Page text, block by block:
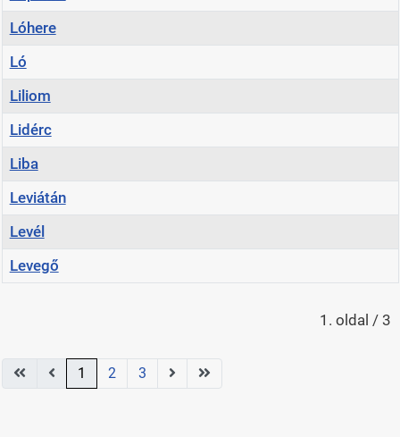
Lóhere
Ló
Liliom
Lidérc
Liba
Leviátán
Levél
Levegő
1. oldal / 3
1 2 3